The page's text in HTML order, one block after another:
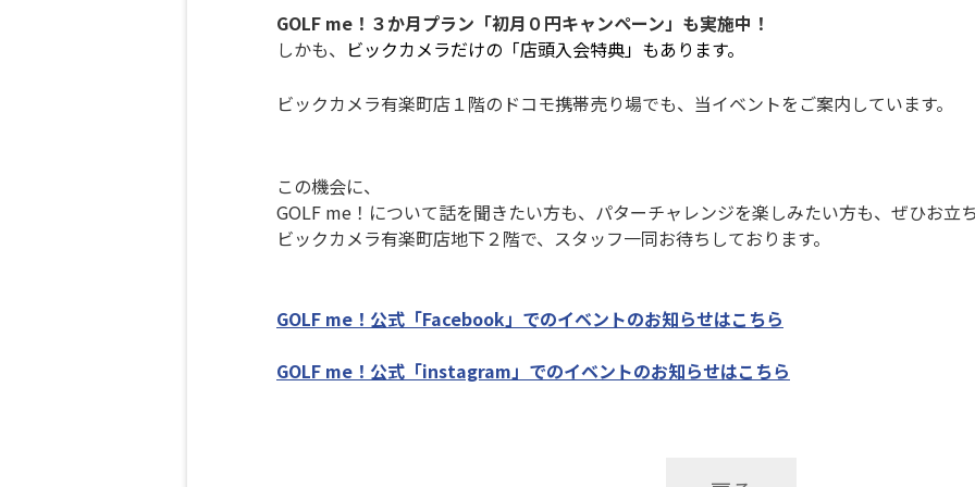
GOLF me！３か月プラン「初月０円キャンペーン」も実施中！
しかも、 ビックカメラだけの「店頭入会特典」もあります。
ビックカメラ有楽町店１階のドコモ携帯売り場でも、当イベントをご案内しています。
この機会に、
GOLF me！について話を聞きたい方も、パターチャレンジを楽しみたい方も、ぜひお立
ビックカメラ有楽町店地下２階で、スタッフ一同お待ちしております。
GOLF me！公式「Facebook」でのイベントのお知らせはこちら
GOLF me！公式「instagram」でのイベントのお知らせはこちら